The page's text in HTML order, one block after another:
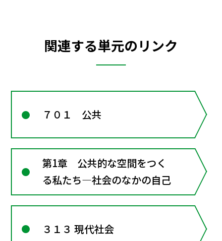
関連する単元のリンク
７０１ 公共
第1章 公共的な空間をつく
る私たち―社会のなかの自己
３１３ 現代社会